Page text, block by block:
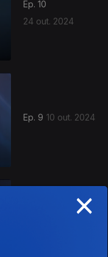
Ep. 10
24 out. 2024
Ep. 9 10 out. 2024
×